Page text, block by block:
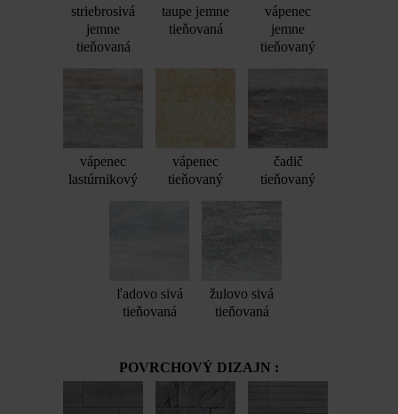
striebrosivá
jemne
tieňovaná
taupe jemne
tieňovaná
vápenec
jemne
tieňovaný
vápenec
lastúrnikový
vápenec
tieňovaný
čadič
tieňovaný
ľadovo sivá
tieňovaná
žulovo sivá
tieňovaná
POVRCHOVÝ DIZAJN :